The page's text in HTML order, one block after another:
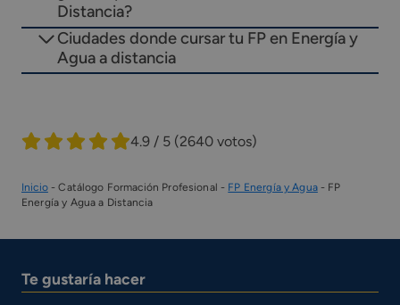
Distancia?
Ciudades donde cursar tu FP en Energía y
Agua a distancia
4.9 / 5 (2640 votos)
Inicio-Catálogo Formación Profesional - FP Energía y Agua- FP
Energía y Agua a Distancia
Te gustaría hacer